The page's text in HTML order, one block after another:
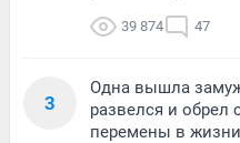
39 874 47
3
Одна вышла
развелся и
перемены в